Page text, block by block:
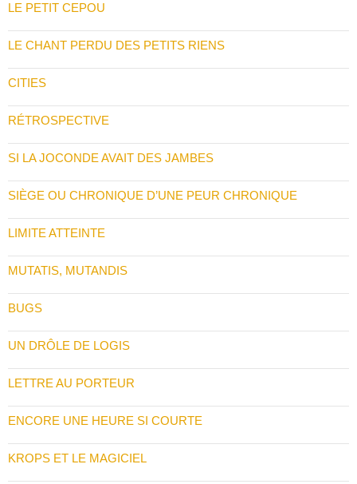
LE PETIT CEPOU
LE CHANT PERDU DES PETITS RIENS
CITIES
RÉTROSPECTIVE
SI LA JOCONDE AVAIT DES JAMBES
SIÈGE OU CHRONIQUE D’UNE PEUR CHRONIQUE
LIMITE ATTEINTE
MUTATIS, MUTANDIS
BUGS
UN DRÔLE DE LOGIS
LETTRE AU PORTEUR
ENCORE UNE HEURE SI COURTE
KROPS ET LE MAGICIEL